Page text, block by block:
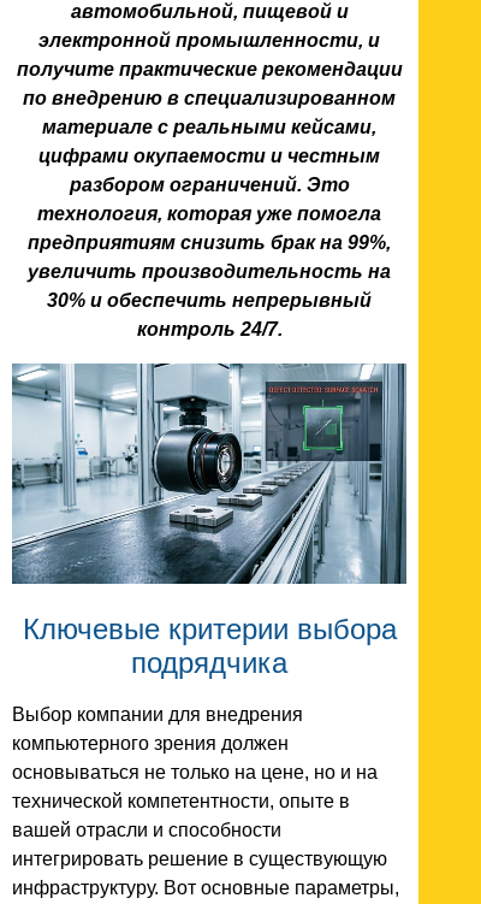
автомобильной, пищевой и
электронной промышленности, и
получите практические рекомендации
по внедрению в специализированном
материале с реальными кейсами,
цифрами окупаемости и честным
разбором ограничений. Это
технология, которая уже помогла
предприятиям снизить брак на 99%,
увеличить производительность на
30% и обеспечить непрерывный
контроль 24/7.
Ключевые критерии выбора
подрядчика
Выбор компании для внедрения
компьютерного зрения должен
основываться не только на цене, но и на
технической компетентности, опыте в
вашей отрасли и способности
интегрировать решение в существующую
инфраструктуру. Вот основные параметры,